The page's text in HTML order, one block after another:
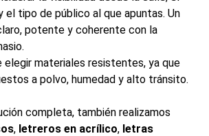
el tipo de público al que apuntas. Un
potente y coherente con la
elegir materiales resistentes, ya que
a polvo, humedad y alto tránsito.
completa, también realizamos
, letreros en acrílico, letras